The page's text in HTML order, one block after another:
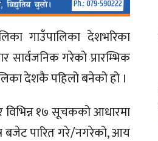
गाउँपालिका देशभरिका
सार्वजनिक गरेको प्रारम्भिक
देशकै पहिलो बनेको हो ।
विभिन्न १७ सूचकको आधारमा
बजेट पारित गरे/नगरेको, आय